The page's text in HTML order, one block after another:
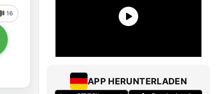
16
APP HERUNTERLADEN